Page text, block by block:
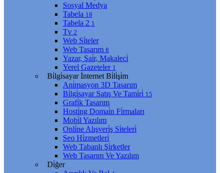
Sosyal Medya
Tabela 18
Tabela 2 1
Tv 2
Web Si̇teler
Web Tasarım 8
Yazar, Şai̇r, Makaleci̇
Yerel Gazeteler 1
Bi̇lgi̇sayar İnternet Bi̇li̇şi̇m
Ani̇masyon 3D Tasarım
Bi̇lgi̇sayar Satış Ve Tami̇ri̇ 15
Grafi̇k Tasarım
Hosti̇ng Domai̇n Fi̇rmaları
Mobi̇l Yazılım
Onli̇ne Alışveri̇ş Si̇teleri̇
Seo Hi̇zmetleri̇
Web Tabanlı Şi̇rketler
Web Tasarım Ve Yazılım
Di̇ğer